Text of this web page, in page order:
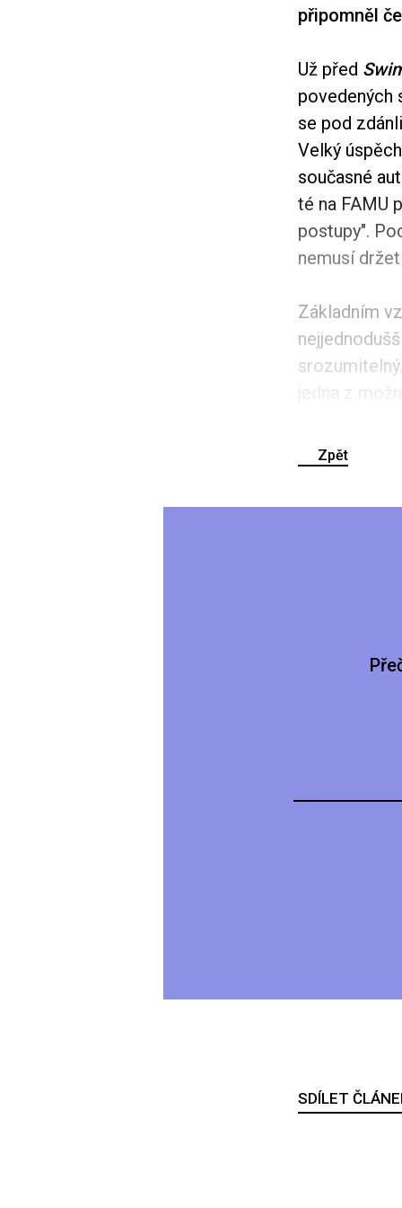
připomněl
Už před
povedených
se pod
Velký
současné
té na FAMU
postupy".
nemusí
Základním
jedna z
Zpět
SDÍLET